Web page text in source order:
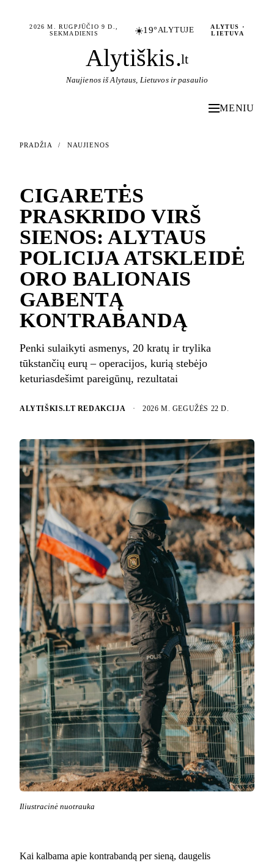
2026 M. RUGPJŪČIO 9 D.,
SEKMADIENIS
☀️19°ALYTUJE
ALYTUS ·
LIETUVA
Alytiškis.lt
Naujienos iš Alytaus, Lietuvos ir pasaulio
MENIU
PRADŽIA / NAUJIENOS
CIGARETĖS
PRASKRIDO VIRŠ
SIENOS: ALYTAUS
POLICIJA ATSKLEIDĖ
ORO BALIONAIS
GABENTĄ
KONTRABANDĄ
Penki sulaikyti asmenys, 20 kratų ir trylika
tūkstančių eurų – operacijos, kurią stebėjo
keturiasdešimt pareigūnų, rezultatai
ALYTIŠKIS.LT REDAKCIJA · 2026 M. GEGUŽĖS 22 D.
Iliustracinė nuotrauka
Kai kalbama apie kontrabandą per sieną, daugelis